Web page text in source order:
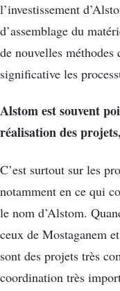
l’investissement
d’assemblage du
de nouvelles
significative les
Alstom est souvent
réalisation des
C’est surtout sur les
notamment en ce qui
le nom d’Alstom.
ceux de Mostaganem
sont des projets très
coordination très